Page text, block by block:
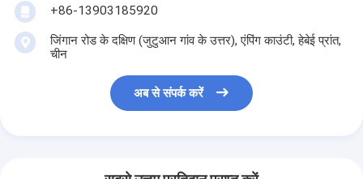
+86-13903185920
जिंगान रोड के दक्षिण (जुटुआन गांव के उत्तर), एंपिंग काउंटी, हेबेई प्रांत,
चीन
अब से संपर्क करें